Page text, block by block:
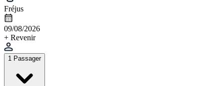
Fréjus
09/08/2026
+ Revenir
1 Passager